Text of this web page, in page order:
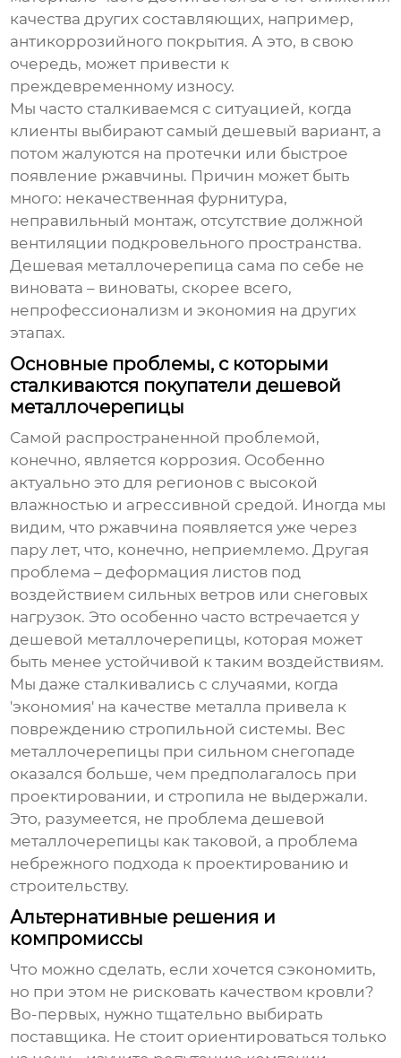
качества других составляющих, например,
антикоррозийного покрытия. А это, в свою
очередь, может привести к
преждевременному износу.
Мы часто сталкиваемся с ситуацией, когда
клиенты выбирают самый дешевый вариант, а
потом жалуются на протечки или быстрое
появление ржавчины. Причин может быть
много: некачественная фурнитура,
неправильный монтаж, отсутствие должной
вентиляции подкровельного пространства.
Дешевая металлочерепица сама по себе не
виновата – виноваты, скорее всего,
непрофессионализм и экономия на других
этапах.
Основные проблемы, с которыми
сталкиваются покупатели дешевой
металлочерепицы
Самой распространенной проблемой,
конечно, является коррозия. Особенно
актуально это для регионов с высокой
влажностью и агрессивной средой. Иногда мы
видим, что ржавчина появляется уже через
пару лет, что, конечно, неприемлемо. Другая
проблема – деформация листов под
воздействием сильных ветров или снеговых
нагрузок. Это особенно часто встречается у
дешевой металлочерепицы, которая может
быть менее устойчивой к таким воздействиям.
Мы даже сталкивались с случаями, когда
'экономия' на качестве металла привела к
повреждению стропильной системы. Вес
металлочерепицы при сильном снегопаде
оказался больше, чем предполагалось при
проектировании, и стропила не выдержали.
Это, разумеется, не проблемадешевой
металлочерепицы как таковой, а проблема
небрежного подхода к проектированию и
строительству.
Альтернативные решения и
компромиссы
Что можно сделать, если хочется сэкономить,
но при этом не рисковать качеством кровли?
Во-первых, нужно тщательно выбирать
поставщика. Не стоит ориентироваться только